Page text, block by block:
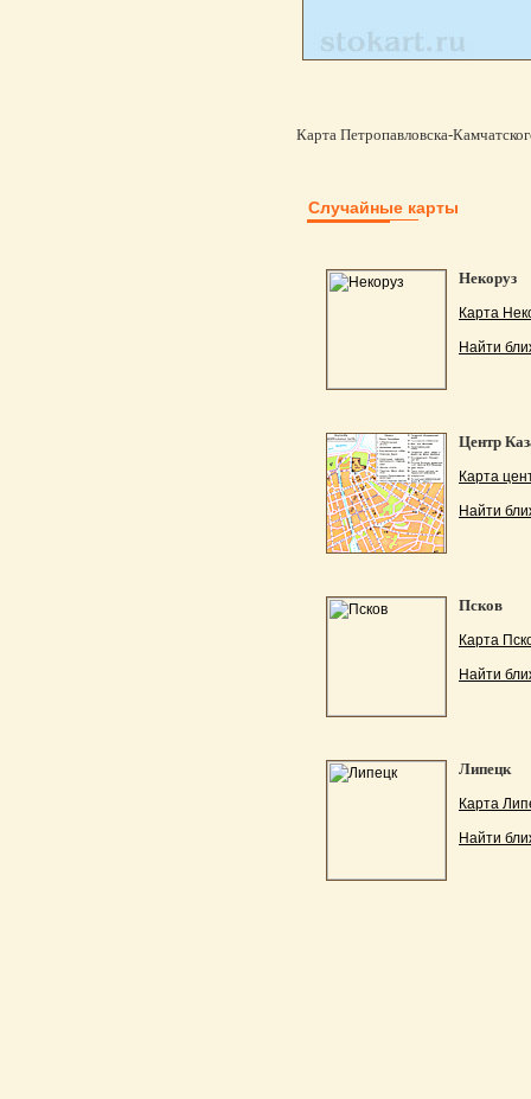
Карта Петропавловска-
Случайные карты
Некоруз
Карта
Найти
Центр
Карта
Найти
Псков
Карта
Найти
Липецк
Карта
Найти